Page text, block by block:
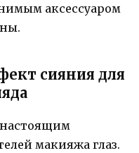
аксессуаром
сияния для
макияжа глаз.